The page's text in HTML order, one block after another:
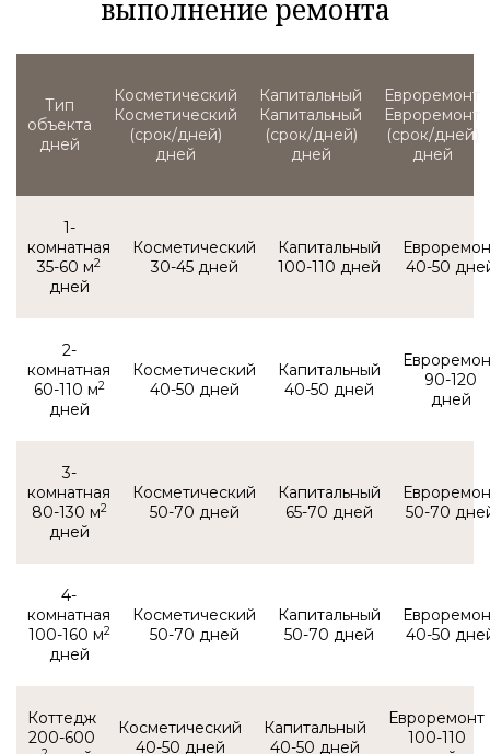
выполнение ремонта
Тип
объекта
Косметический
(срок/дней)
Капитальный
(срок/дней)
Евроремонт
(срок/дней)
1-
комнатная
35-60 м2 30-45 100-110 40-50
2-
комнатная
60-110 м2 40-50 40-50 90-120
3-
комнатная
80-130 м2 50-70 65-70 50-70
4-
комнатная
100-160 м2 50-70 50-70 40-50
Коттедж
200-600
40-50 40-50 100-110